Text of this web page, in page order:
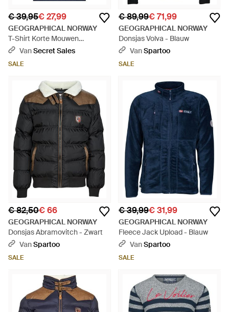
€ 39,95€ 27,99
GEOGRAPHICAL NORWAY
T-Shirt Korte Mouwen
Sy1311Hgn - Blauw
VanSecret Sales
SALE
€ 89,99€ 71,99
GEOGRAPHICAL NORWAY
Donsjas Volva - Blauw
VanSpartoo
SALE
€ 82,50€ 66
GEOGRAPHICAL NORWAY
Donsjas Abramovitch - Zwart
VanSpartoo
SALE
€ 39,99€ 31,99
GEOGRAPHICAL NORWAY
Fleece Jack Upload - Blauw
VanSpartoo
SALE